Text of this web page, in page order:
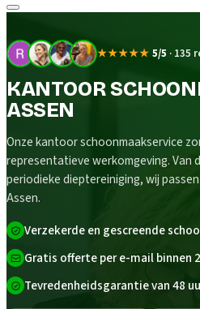
★★★★★ 5/5 · 135
KANTOOR
ASSEN
Onze kantoor schoonmaakservice
representatieve werkomgeving. Van
periodieke dieptereiniging, wij
Assen.
Verzekerde en gescreende
Gratis offerte per e-mail binnen
Tevredenheidsgarantie van 48